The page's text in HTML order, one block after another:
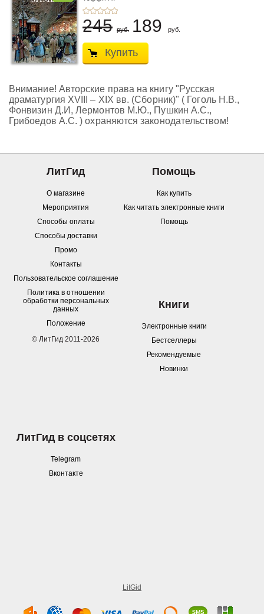
245 руб. 189 руб.
Купить
Внимание! Авторские права на книгу "Русская
драматургия XVIII – XIX вв. (Сборник)" ( Гоголь Н.В.,
Фонвизин Д.И, Лермонтов М.Ю., Пушкин А.С.,
Грибоедов А.С. ) охраняются законодательством!
ЛитГид
О магазине
Мероприятия
Способы оплаты
Способы доставки
Промо
Контакты
Пользовательское соглашение
Политика в отношении
обработки персональных
данных
Положение
© ЛитГид 2011-2026
Помощь
Как купить
Как читать электронные книги
Помощь
Книги
Электронные книги
Бестселлеры
Рекомендуемые
Новинки
ЛитГид в соцсетях
Telegram
Вконтакте
LitGid